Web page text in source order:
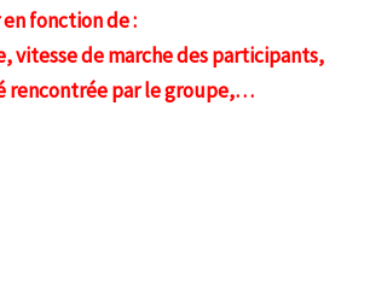
fonction de :
vitesse de marche des participants,
par le groupe,…